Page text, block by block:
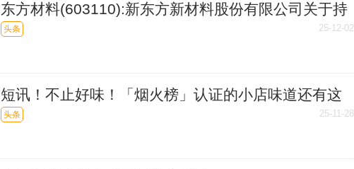
东方材料(603110):新东方新材料股份有限公司关于持
股5%以上股东及其一致行动人权益变动触及1%刻度
头条 25-12-02
短讯！不止好味！「烟火榜」认证的小店味道还有这
些故事
头条 25-11-28